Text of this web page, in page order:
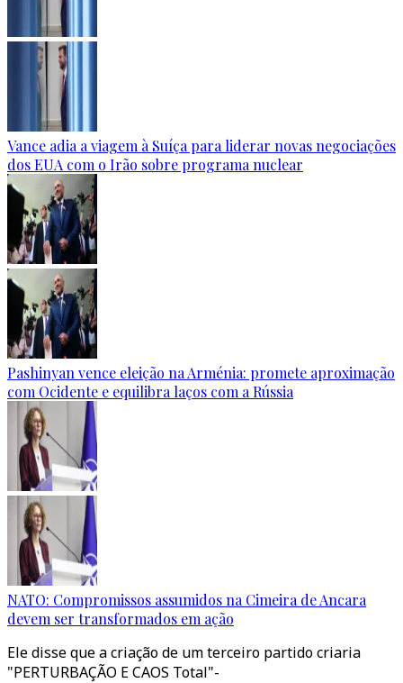
Vance adia a viagem à Suíça para liderar novas negociações
dos EUA com o Irão sobre programa nuclear
Pashinyan vence eleição na Arménia: promete aproximação
com Ocidente e equilibra laços com a Rússia
NATO: Compromissos assumidos na Cimeira de Ancara
devem ser transformados em ação
Ele disse que a criação de um terceiro partido criaria
"PERTURBAÇÃO E CAOS Total"-